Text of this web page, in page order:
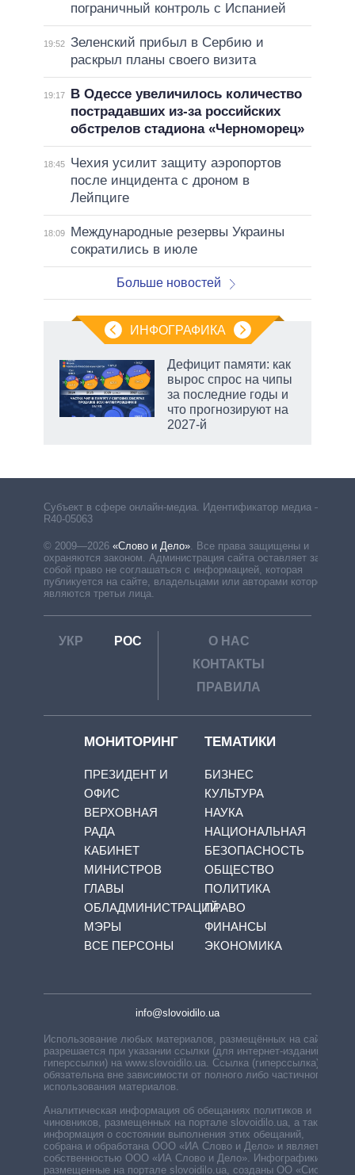
пограничный контроль с Испанией
19:52 Зеленский прибыл в Сербию и
раскрыл планы своего визита
19:17
В Одессе увеличилось количество
пострадавших из-за российских
обстрелов стадиона «Черноморец»
18:45
Чехия усилит защиту аэропортов
после инцидента с дроном в
Лейпциге
18:09
Международные резервы Украины
сократились в июле
Больше новостей
ИНФОГРАФИКА
Дефицит памяти: как
вырос спрос на чипы
за последние годы и
что прогнозируют на
2027-й
Субъект в сфере онлайн-медиа. Идентификатор медиа –
R40-05063
© 2009—2026 «Слово и Дело». Все права защищены и
охраняются законом. Администрация сайта оставляет за
собой право не соглашаться с информацией, которая
публикуется на сайте, владельцами или авторами которой
являются третьи лица.
УКР РОС
О НАС
КОНТАКТЫ
ПРАВИЛА
МОНИТОРИНГ
ПРЕЗИДЕНТ И
ОФИС
ВЕРХОВНАЯ
РАДА
КАБИНЕТ
МИНИСТРОВ
ГЛАВЫ
ОБЛАДМИНИСТРАЦИЙ
МЭРЫ
ВСЕ ПЕРСОНЫ
ТЕМАТИКИ
БИЗНЕС
КУЛЬТУРА
НАУКА
НАЦИОНАЛЬНАЯ
БЕЗОПАСНОСТЬ
ОБЩЕСТВО
ПОЛИТИКА
ПРАВО
ФИНАНСЫ
ЭКОНОМИКА
info@slovoidilo.ua
Использование любых материалов, размещённых на сайте,
разрешается при указании ссылки (для интернет-изданий —
гиперссылки) на www.slovoidilo.ua. Ссылка (гиперссылка)
обязательна вне зависимости от полного либо частичного
использования материалов.
Аналитическая информация об обещаниях политиков и
чиновников, размещенных на портале slovoidilo.ua, а также
информация о состоянии выполнения этих обещаний,
собрана и обработана ООО «ИА Слово и Дело» и является
собственностью ООО «ИА Слово и Дело». Инфографики,
размещенные на портале slovoidilo.ua, созданы ОО «Система